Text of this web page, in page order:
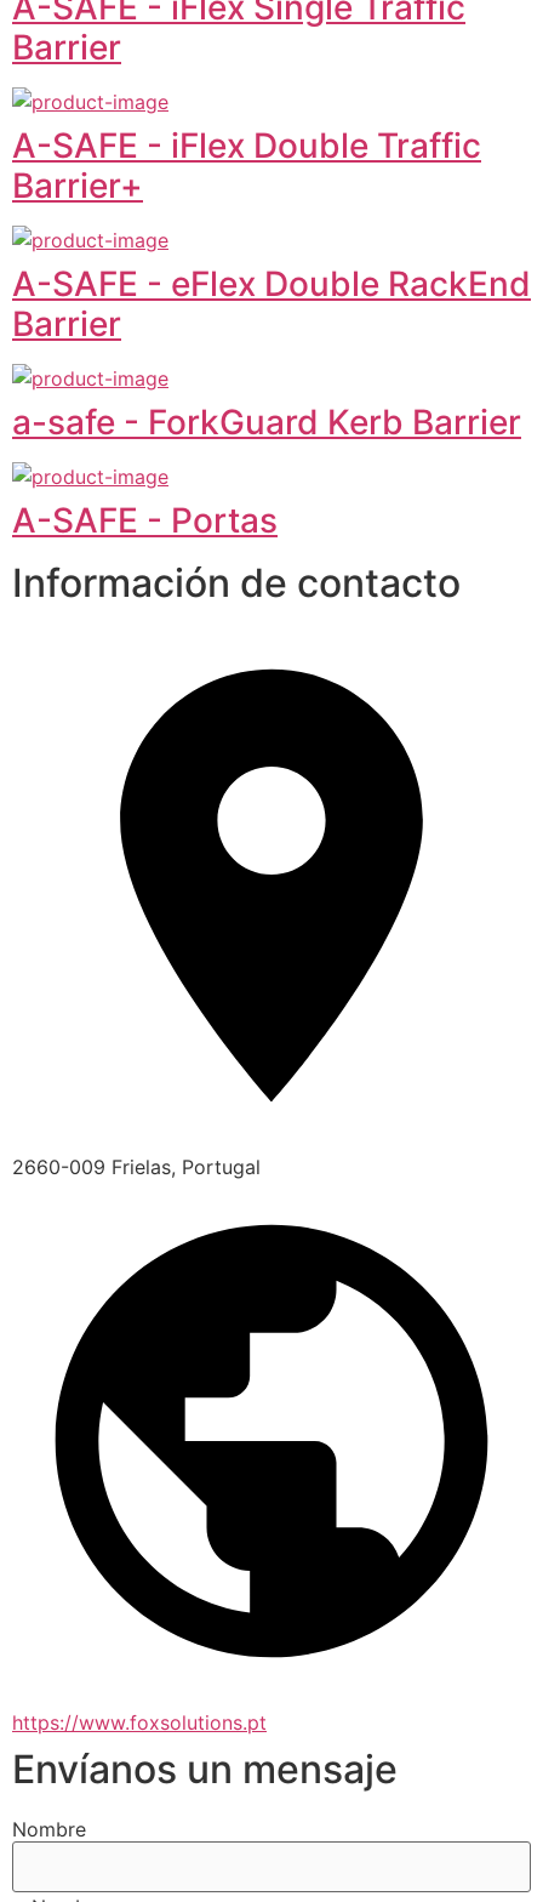
Barrier
A-SAFE - iFlex Double Traffic
Barrier+
A-SAFE - eFlex Double RackEnd
Barrier
a-safe - ForkGuard Kerb Barrier
A-SAFE - Portas
Información de contacto
2660-009 Frielas, Portugal
https://www.foxsolutions.pt
Envíanos un mensaje
Nombre